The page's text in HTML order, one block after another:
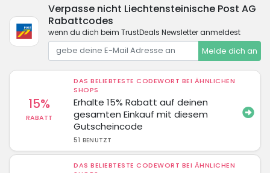
Verpasse nicht Liechtensteinische Post AG
Rabattcodes
wenn du dich beim TrustDeals Newsletter anmeldest
Melde dich an
15%
RABATT
DAS BELIEBTESTE CODEWORT BEI ÄHNLICHEN
SHOPS
Erhalte 15% Rabatt auf deinen
gesamten Einkauf mit diesem
Gutscheincode
51 BENUTZT
DAS BELIEBTESTE CODEWORT BEI ÄHNLICHEN